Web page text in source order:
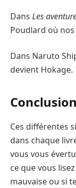
Dans Les
Poudlard où
Dans Naruto
devient Hokage.
Conclusion
Ces différentes
dans chaque
vous vous
ce que vous
mauvaise ou si